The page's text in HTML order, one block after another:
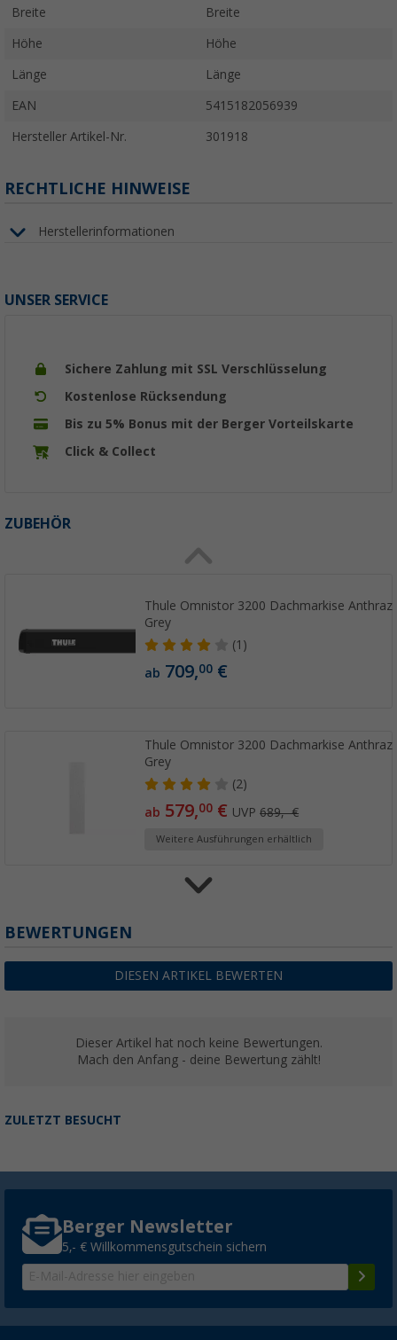
Breite Breite
Höhe Höhe
Länge Länge
EAN 5415182056939
Hersteller Artikel-Nr. 301918
RECHTLICHE HINWEISE
Herstellerinformationen
UNSER SERVICE
Sichere Zahlung mit SSL Verschlüsselung
Kostenlose Rücksendung
Bis zu 5% Bonus mit der Berger Vorteilskarte
Click & Collect
ZUBEHÖR
Thule Omnistor 3200 Dachmarkise
Grey
(1)
ab 709,00 €
Thule Omnistor 3200 Dachmarkise
Grey
(2)
ab 579,00 € UVP689,- €
Weitere Ausführungen erhältlich
ab 609,00 €UVP 689,- €
BEWERTUNGEN
DIESEN ARTIKEL BEWERTEN
Dieser Artikel hat noch keine Bewertungen.
Mach den Anfang - deine Bewertung zählt!
ZULETZT BESUCHT
Berger Newsletter
5,- € Willkommensgutschein sichern